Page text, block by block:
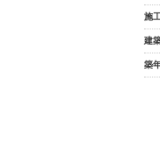
施
建
築